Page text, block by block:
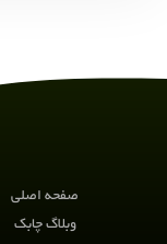
صفحه اصلی
وبلاگ چابک